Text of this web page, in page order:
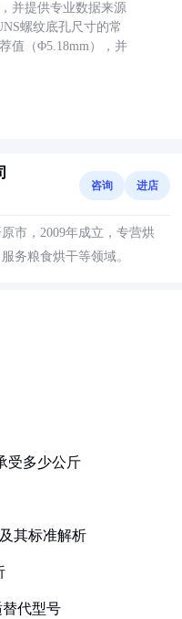
并提供专业数据来源
螺纹底孔尺寸的常
值（Φ5.18mm），并
咨询 进店
市，2009年成立，专营烘
务粮食烘干等领域。
受多少公斤
其标准解析
替代型号